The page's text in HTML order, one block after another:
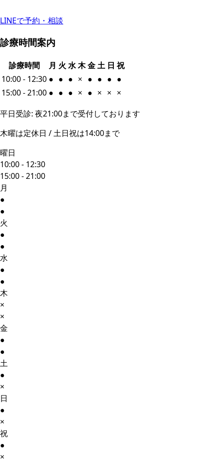
LINEで予約・相談
診療時間案内
診療時間 月 火 水木金土 日 祝
10:00 - 12:30 ● ● ● × ● ● ● ●
15:00 - 21:00 ● ● ● × ● × × ×
平日受診: 夜21:00まで受付しております
木曜は定休日 / 土日祝は14:00まで
曜日
10:00 - 12:30
15:00 - 21:00
月
●
●
火
●
●
水
●
●
木
×
×
金
●
●
土
●
×
日
●
×
祝
●
×